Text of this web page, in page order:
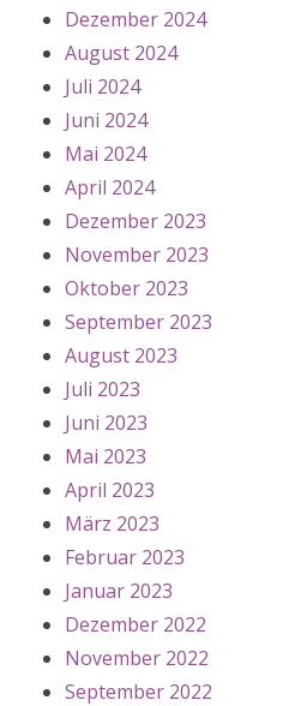
Dezember 2024
August 2024
Juli 2024
Juni 2024
Mai 2024
April 2024
Dezember 2023
November 2023
Oktober 2023
September 2023
August 2023
Juli 2023
Juni 2023
Mai 2023
April 2023
März 2023
Februar 2023
Januar 2023
Dezember 2022
November 2022
September 2022